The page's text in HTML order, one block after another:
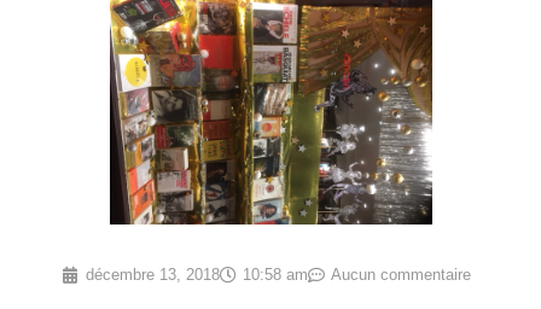
décembre 13, 2018 10:58 am Aucun commentaire